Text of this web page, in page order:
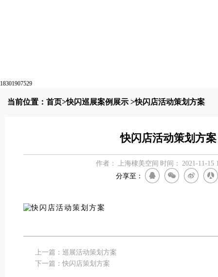
18301907529
当前位置： 首页>快闪巡展案例展示>快闪店活动策划方案
快闪店活动策划方案
作者： 上海棣美空间 时间：
2021-11-15
分享至：
上一篇：巡展活动策划方案
下一篇：快闪店策划方案